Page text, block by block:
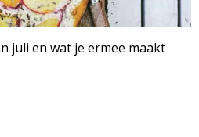
juli en wat je ermee maakt